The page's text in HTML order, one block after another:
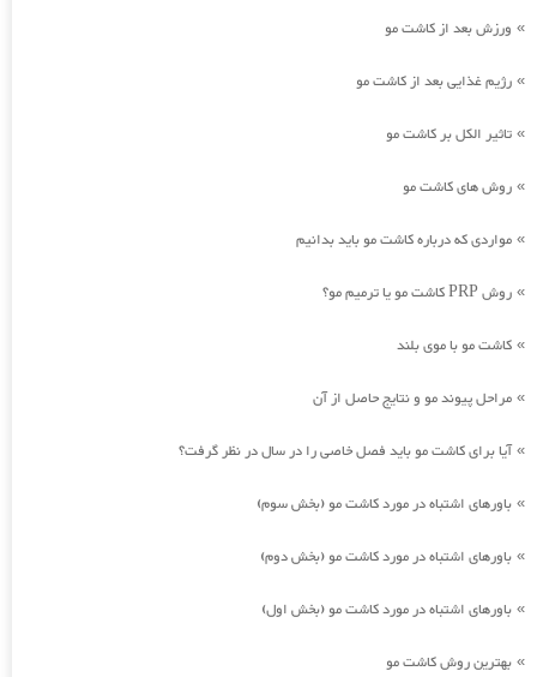
» ورزش بعد از کاشت مو
» رژیم غذایی بعد از کاشت مو
» تاثیر الکل بر کاشت مو
» روش های کاشت مو
» مواردی که درباره کاشت مو باید بدانیم
» روش PRP کاشت مو یا ترمیم مو؟
» کاشت مو با موی بلند
» مراحل پیوند مو و نتایج حاصل از آن
»آیا برای کاشت مو باید فصل خاصی را در سال در نظر گرفت؟
» باورهای اشتباه در مورد کاشت مو (بخش سوم)
» باورهای اشتباه در مورد کاشت مو (بخش دوم)
» باورهای اشتباه در مورد کاشت مو (بخش اول)
» بهترین روش کاشت مو